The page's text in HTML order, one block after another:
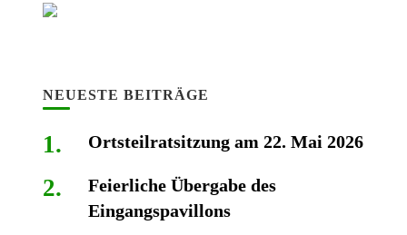
NEUESTE BEITRÄGE
Ortsteilratsitzung am 22. Mai 2026
Feierliche Übergabe des
Eingangspavillons